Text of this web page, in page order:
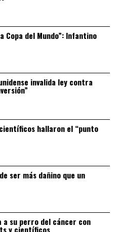
Copa del Mundo”: Infantino
invalida ley contra
hallaron el “punto
ser más dañino que un
a su perro del cáncer con
y científicos